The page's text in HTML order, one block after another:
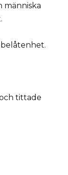
människa
belåtenhet.
tittade